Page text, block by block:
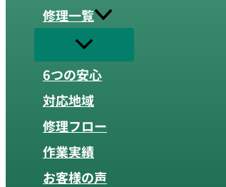
修理一覧
6つの安心
対応地域
修理フロー
作業実績
お客様の声